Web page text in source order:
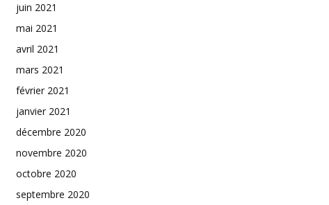
juin 2021
mai 2021
avril 2021
mars 2021
février 2021
janvier 2021
décembre 2020
novembre 2020
octobre 2020
septembre 2020